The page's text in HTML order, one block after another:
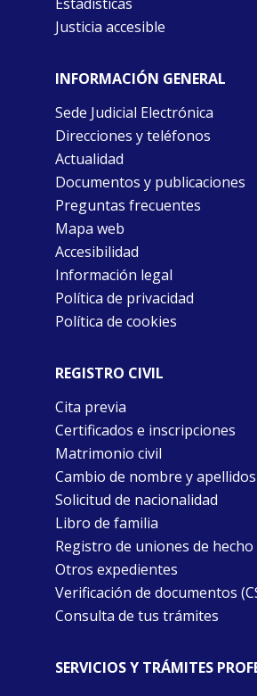
Justicia accesible
INFORMACIÓN GENERAL
Sede Judicial Electrónica
Direcciones y teléfonos
Actualidad
Documentos y publicaciones
Preguntas frecuentes
Mapa web
Accesibilidad
Información legal
Política de privacidad
Política de cookies
REGISTRO CIVIL
Cita previa
Certificados e inscripciones
Matrimonio civil
Cambio de nombre y apellidos
Solicitud de nacionalidad
Libro de familia
Registro de uniones de hecho
Otros expedientes
Verificación de documentos
Consulta de tus trámites
SERVICIOS Y TRÁMITES